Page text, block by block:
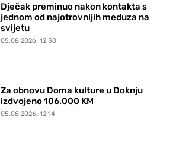
Dječak preminuo nakon kontakta s
jednom od najotrovnijih meduza na
svijetu
05.08.2026. 12:30
Za obnovu Doma kulture u Doknju
izdvojeno 106.000 KM
05.08.2026. 12:14